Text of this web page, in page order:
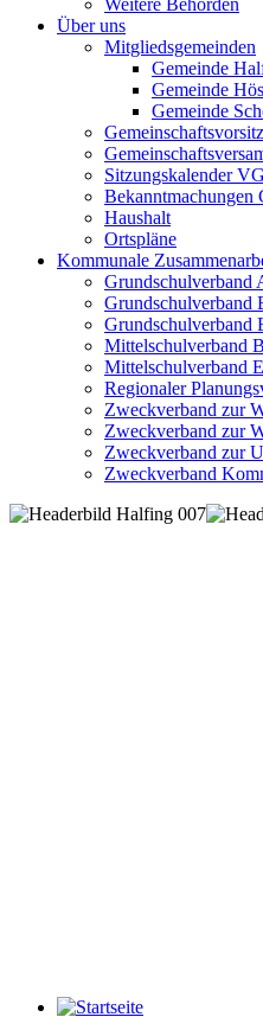
Weitere Behörden
Über uns
Mitgliedsgemeinden
Gemeinde
Gemeinde
Gemeinde
Sitzungskalender VG
Bekanntmachungen
Haushalt
Ortspläne
Kommunale
Grundschulverband
Grundschulverband
Grundschulverband
Mittelschulverband
Mittelschulverband
Regionaler
Zweckverband zur
Zweckverband zur
Zweckverband zur
Zweckverband